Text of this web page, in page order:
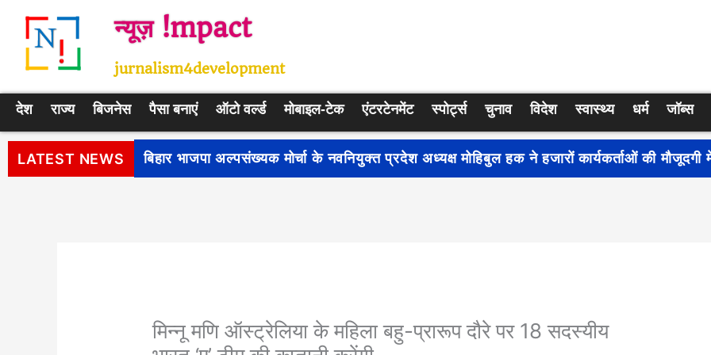
न्यूज़ !mpact
jurnalism4development
देश राज्य बिजनेस पैसा बनाएं ऑटो वर्ल्ड मोबाइल-टेक एंटरटेनमेंट स्पोर्ट्स चुनाव विदेश स्वास्थ्य धर्म जॉब्स
LATEST NEWS पीएम सूर्य घर: मुफ्त बिजली योजना के प्रति जागरूकता बढ़ाने के लिए देशभर में शुरू हुआ नुक्कड़ नाटक
मिन्नू मणि ऑस्ट्रेलिया के महिला बहु-प्रारूप दौरे पर 18 सदस्यीय